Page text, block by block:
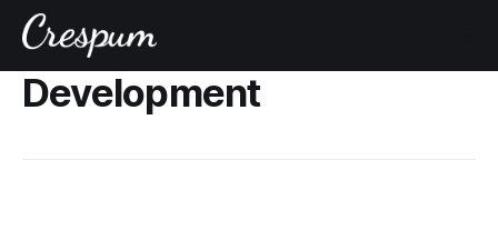
Development